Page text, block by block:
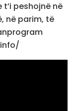
peshojnë në
në parim, të